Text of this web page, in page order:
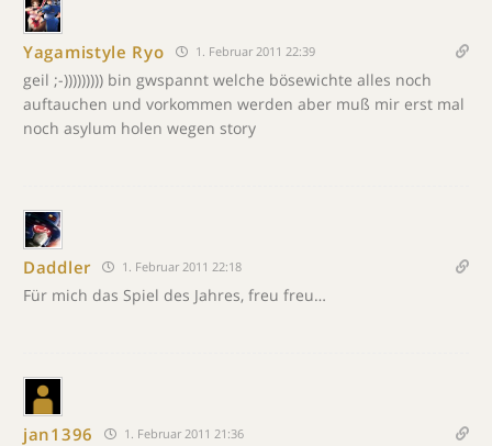
Yagamistyle Ryo 1. Februar 2011 22:39
geil ;-))))))))) bin gwspannt welche bösewichte alles noch
auftauchen und vorkommen werden aber muß mir erst mal
noch asylum holen wegen story
Daddler 1. Februar 2011 22:18
Für mich das Spiel des Jahres, freu freu…
jan1396 1. Februar 2011 21:36